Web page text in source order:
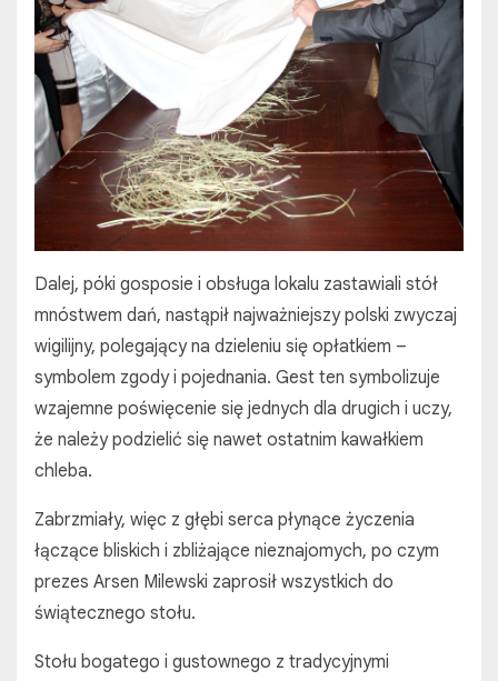
Dalej, póki gosposie i obsługa lokalu zastawiali stół
mnóstwem dań, nastąpił najważniejszy polski zwyczaj
wigilijny, polegający na dzieleniu się opłatkiem –
symbolem zgody i pojednania. Gest ten symbolizuje
wzajemne poświęcenie się jednych dla drugich i uczy,
że należy podzielić się nawet ostatnim kawałkiem
chleba.
Zabrzmiały, więc z głębi serca płynące życzenia
łączące bliskich i zbliżające nieznajomych, po czym
prezes Arsen Milewski zaprosił wszystkich do
świątecznego stołu.
Stołu bogatego i gustownego z tradycyjnymi